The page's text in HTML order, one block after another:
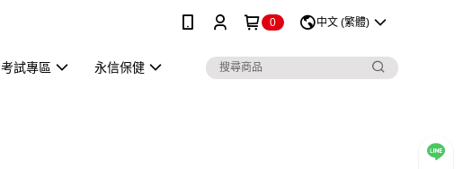
0 中文 (繁體)
考試專區 永信保健